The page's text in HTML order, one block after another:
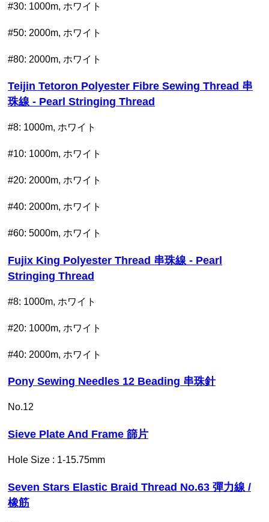
#30: 1000m, ホワイト
#50: 2000m, ホワイト
#80: 2000m, ホワイト
Teijin Tetoron Polyester Fibre Sewing Thread 串
珠線 - Pearl Stringing Thread
#8: 1000m, ホワイト
#10: 1000m, ホワイト
#20: 2000m, ホワイト
#40: 2000m, ホワイト
#60: 5000m, ホワイト
Fujix King Polyester Thread 串珠線 - Pearl
Stringing Thread
#8: 1000m, ホワイト
#20: 1000m, ホワイト
#40: 2000m, ホワイト
Pony Sewing Needles 12 Beading 串珠針
No.12
Sieve Plate And Frame 篩片
Hole Size : 1-15.75mm
Seven Stars Elastic Braid Thread No.63 彈力線 /
橡筋